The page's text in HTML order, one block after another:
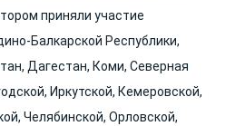
приняли участие
Балкарской Республики,
Дагестан, Коми, Северная
Иркутской, Кемеровской,
Челябинской, Орловской,